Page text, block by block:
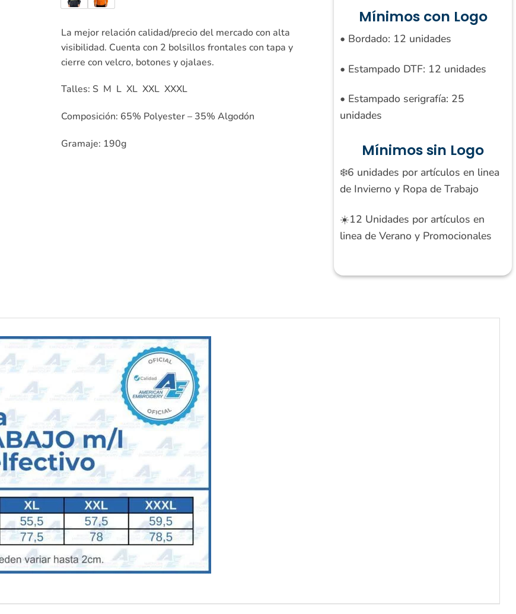
La mejor relación calidad/precio del mercado con alta
visibilidad. Cuenta con 2 bolsillos frontales con tapa y
cierre con velcro, botones y ojalaes.
Talles: S M L XL XXL XXXL
Composición: 65% Polyester – 35% Algodón
Gramaje: 190g
Mínimos con Logo
• Bordado: 12 unidades
• Estampado DTF: 12 unidades
• Estampado serigrafía: 25
unidades
Mínimos sin Logo
❄️6 unidades por artículos en linea
de Invierno y Ropa de Trabajo
☀️12 Unidades por artículos en
linea de Verano y Promocionales